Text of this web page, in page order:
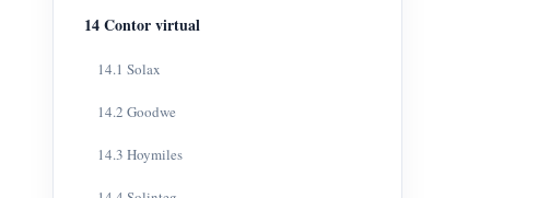
14 Contor virtual
14.1 Solax
14.2 Goodwe
14.3 Hoymiles